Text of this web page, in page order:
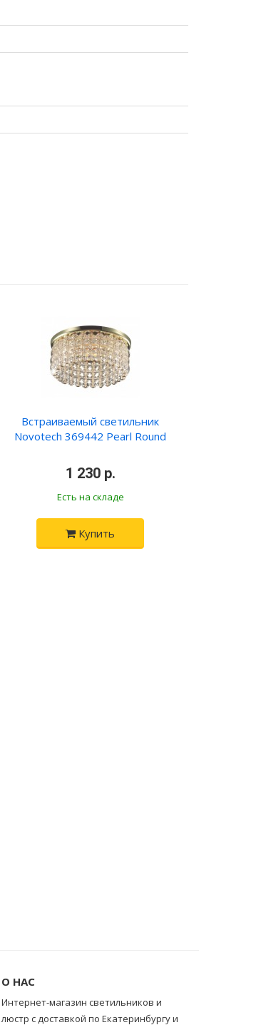
Встраиваемый светильник
Novotech 369442 Pearl Round
1 230 р.
Есть на складе
Купить
О НАС
Интернет-магазин светильников и
люстр с доставкой по Екатеринбургу и